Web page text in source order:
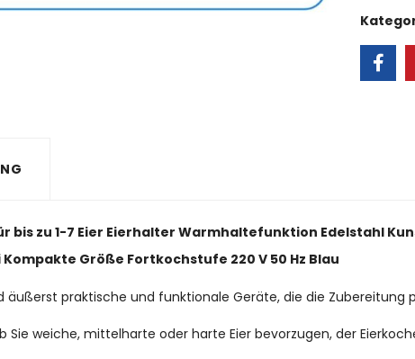
bis zu 1-7 Eier Eierhalter Warmhaltefunktion Edelstahl
Größe Fortkochstufe 220 V 50 Hz Blau
äußerst praktische und funktionale Geräte, die die Zubereitung
Sie weiche, mittelharte oder harte Eier bevorzugen, der